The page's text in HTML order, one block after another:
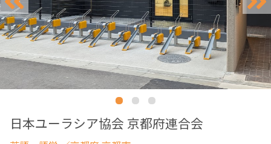
日本ユーラシア協会 京都府連合会